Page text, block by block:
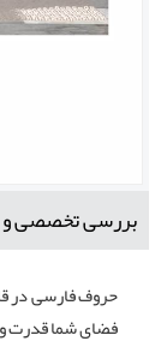
بررسی تخصصی و
حروف فارسی در
فضای شما قدرت و